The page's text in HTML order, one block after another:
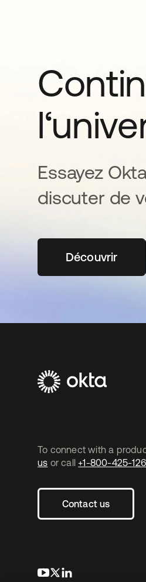
Essayez
discuter de
Découvrir
s’ouvre
To connect with a
us or call +1-800-425-
Contact us
s’ouvre dans un
s’ouvre dans un